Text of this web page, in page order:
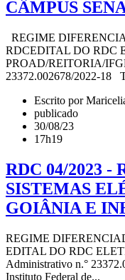
CÂMPUS
REGIME
RDCEDITAL DO RDC
PROAD/REITORIA/
23372.002678/2022-18
Escrito por
publicado
30/08/23
17h19
RDC 04/2023 -
SISTEMAS
GOIÂNIA E
REGIME
EDITAL DO RDC
Administrativo n.°
Instituto Federal de...